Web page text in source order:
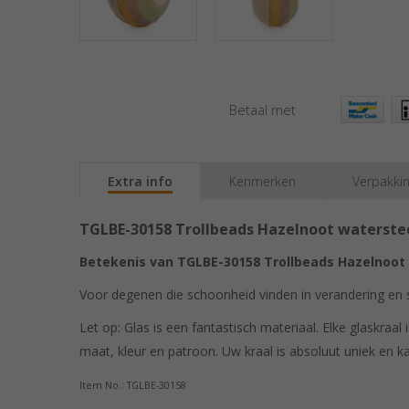
Betaal met
Extra info Kenmerken
TGLBE-30158 Trollbeads Hazelnoot
Betekenis van TGLBE-30158 Trollbeads
Voor degenen die schoonheid vinden in verandering
Let op: Glas is een fantastisch materiaal. Elke
maat, kleur en patroon. Uw kraal is absoluut uniek en
Item No.: TGLBE-30158